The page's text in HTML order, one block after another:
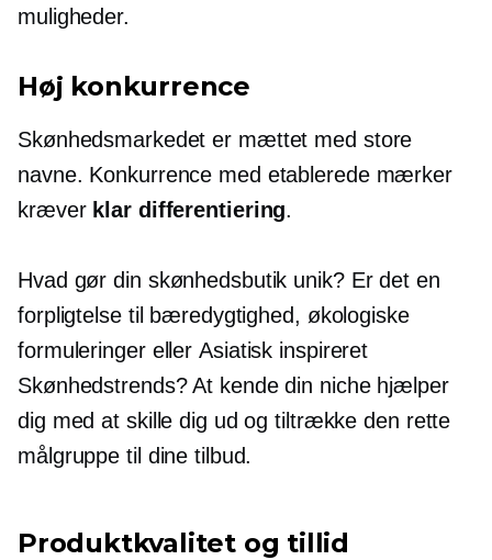
muligheder.
Høj konkurrence
Skønhedsmarkedet er mættet med store
navne. Konkurrence med etablerede mærker
kræver klar differentiering.
Hvad gør din skønhedsbutik unik? Er det en
forpligtelse til bæredygtighed, økologiske
formuleringer eller Asiatisk inspireret
Skønhedstrends? At kende din niche hjælper
dig med at skille dig ud og tiltrække den rette
målgruppe til dine tilbud.
Produktkvalitet og tillid